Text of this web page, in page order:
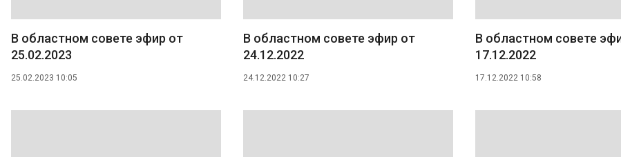
В областном совете эфир от
25.02.2023
25.02.2023 10:05
В областном совете эфир от
24.12.2022
24.12.2022 10:27
В областном совете
17.12.2022
17.12.2022 10:58